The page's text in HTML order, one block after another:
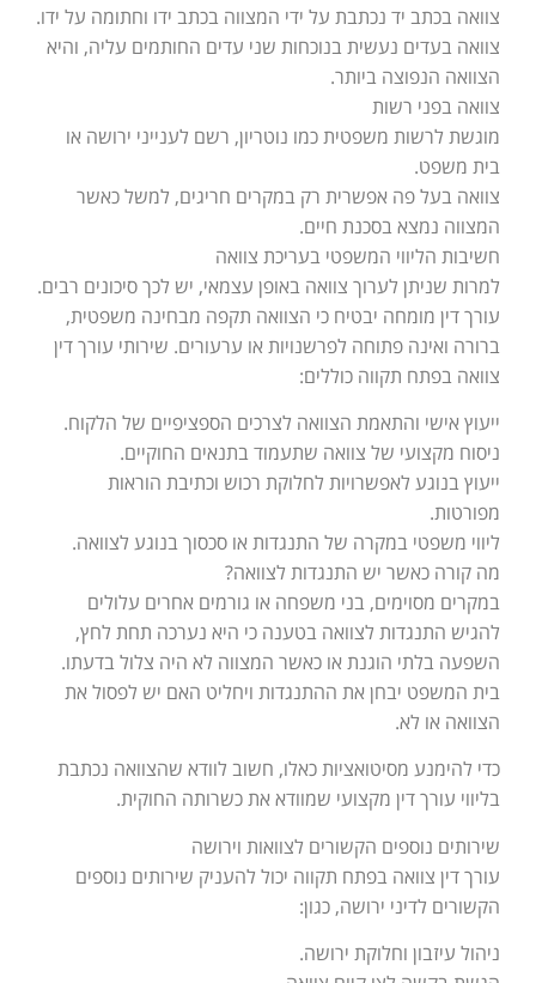
צוואה בכתב יד נכתבת על ידי המצווה בכתב ידו וחתומה על ידו.
צוואה בעדים נעשית בנוכחות שני עדים החותמים עליה, והיא
הצוואה הנפוצה ביותר.
צוואה בפני רשות
מוגשת לרשות משפטית כמו נוטריון, רשם לענייני ירושה או
בית משפט.
צוואה בעל פה אפשרית רק במקרים חריגים, למשל כאשר
המצווה נמצא בסכנת חיים.
חשיבות הליווי המשפטי בעריכת צוואה
למרות שניתן לערוך צוואה באופן עצמאי, יש לכך סיכונים רבים.
עורך דין מומחה יבטיח כי הצוואה תקפה מבחינה משפטית,
ברורה ואינה פתוחה לפרשנויות או ערעורים. שירותי עורך דין
צוואה בפתח תקווה כוללים:
ייעוץ אישי והתאמת הצוואה לצרכים הספציפיים של הלקוח.
ניסוח מקצועי של צוואה שתעמוד בתנאים החוקיים.
ייעוץ בנוגע לאפשרויות לחלוקת רכוש וכתיבת הוראות
מפורטות.
ליווי משפטי במקרה של התנגדות או סכסוך בנוגע לצוואה.
מה קורה כאשר יש התנגדות לצוואה?
במקרים מסוימים, בני משפחה או גורמים אחרים עלולים
להגיש התנגדות לצוואה בטענה כי היא נערכה תחת לחץ,
השפעה בלתי הוגנת או כאשר המצווה לא היה צלול בדעתו.
בית המשפט יבחן את ההתנגדות ויחליט האם יש לפסול את
הצוואה או לא.
כדי להימנע מסיטואציות כאלו, חשוב לוודא שהצוואה נכתבת
בליווי עורך דין מקצועי שמוודא את כשרותה החוקית.
שירותים נוספים הקשורים לצוואות וירושה
עורך דין צוואה בפתח תקווה יכול להעניק שירותים נוספים
הקשורים לדיני ירושה, כגון:
ניהול עיזבון וחלוקת ירושה.